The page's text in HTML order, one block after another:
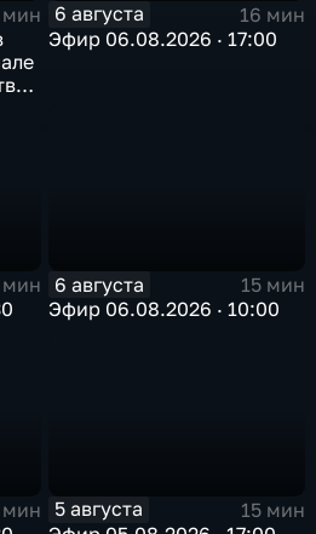
мин
6 августа
16 мин
Эфир 06.08.2026 · 17:00
мин
6 августа
15 мин
Эфир 06.08.2026 · 10:00
мин
5 августа
15 мин